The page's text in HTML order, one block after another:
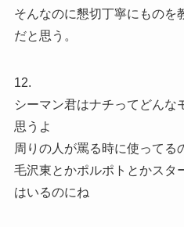
そんなのに懇切丁寧にものを
だと思う。
12.
シーマン君はナチってどんな
思うよ
周りの人が罵る時に使ってる
毛沢東とかポルポトとかスタ
はいるのにね